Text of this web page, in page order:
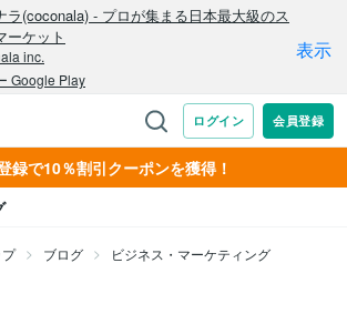
録で10％割引クーポンを獲得！
ブログ ビジネス・マーケティング